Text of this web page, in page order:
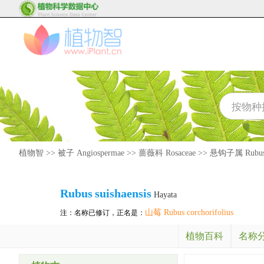
植物智 >> 被子 Angiospermae >> 蔷薇科 Rosaceae >> 悬钩子属
Rubussuishaensis Hayata
注：名称已修订，正名是： 山莓 Rubus corchorifolius
植物百科 名称